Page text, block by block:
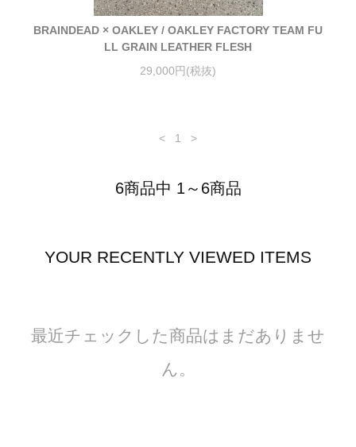
BRAINDEAD × OAKLEY / OAKLEY FACTORY TEAM FU
LL GRAIN LEATHER FLESH
29,000円(税抜)
< 1 >
6商品中 1～6商品
YOUR RECENTLY VIEWED ITEMS
最近チェックした商品はまだありませ
ん。